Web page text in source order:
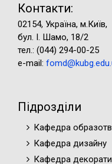
Контакти:
02154, Україна, м.Київ,
бул. І. Шамо, 18/2
тел.: (044) 294-00-25
e-mail:
Підрозділи
Кафедра
Кафедра дизайну
Кафедра